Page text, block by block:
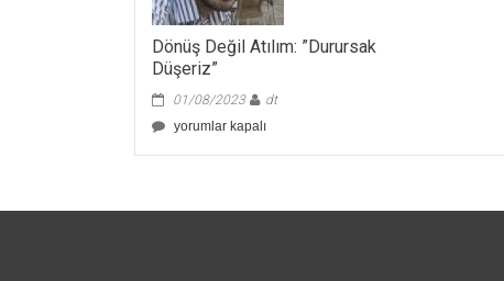
Dönüş Değil Atılım: ”Durursak
Düşeriz”
01/08/2023
dt
Dönüş
yorumlar kapalı